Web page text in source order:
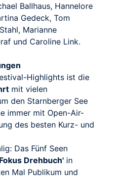
Ballhaus, Hannelore
Gedeck, Tom
Marianne
und Caroline Link.
Highlights ist die
mit vielen
den Starnberger See
immer mit Open-Air-
des besten Kurz- und
Das Fünf Seen
Drehbuch' in
Mal Publikum und